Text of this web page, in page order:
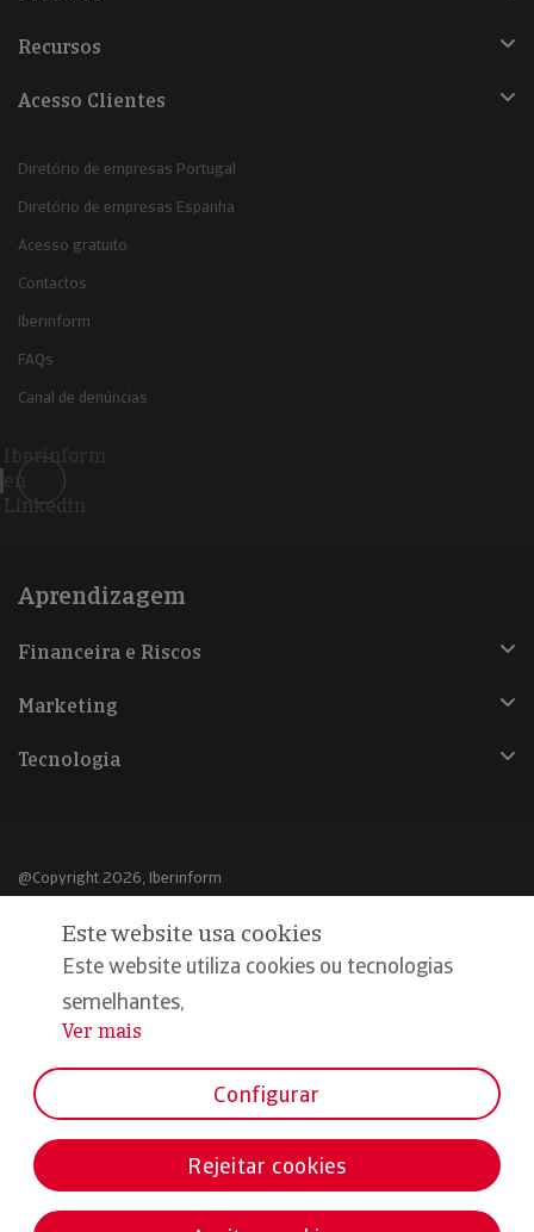
Recursos
Acesso Clientes
Diretório de empresas Portugal
Diretório de empresas Espanha
Acesso gratuito
Contactos
Iberinform
FAQs
Canal de denúncias
Iberinform
en
Linkedin
Aprendizagem
Financeira e Riscos
Marketing
Tecnologia
@Copyright 2026, Iberinform
Aviso legal
Política de cookies
Declaração de privacidade
Este website usa cookies
Este website utiliza cookies ou tecnologias
semelhantes,
...
Ver mais
Configurar
Rejeitar cookies